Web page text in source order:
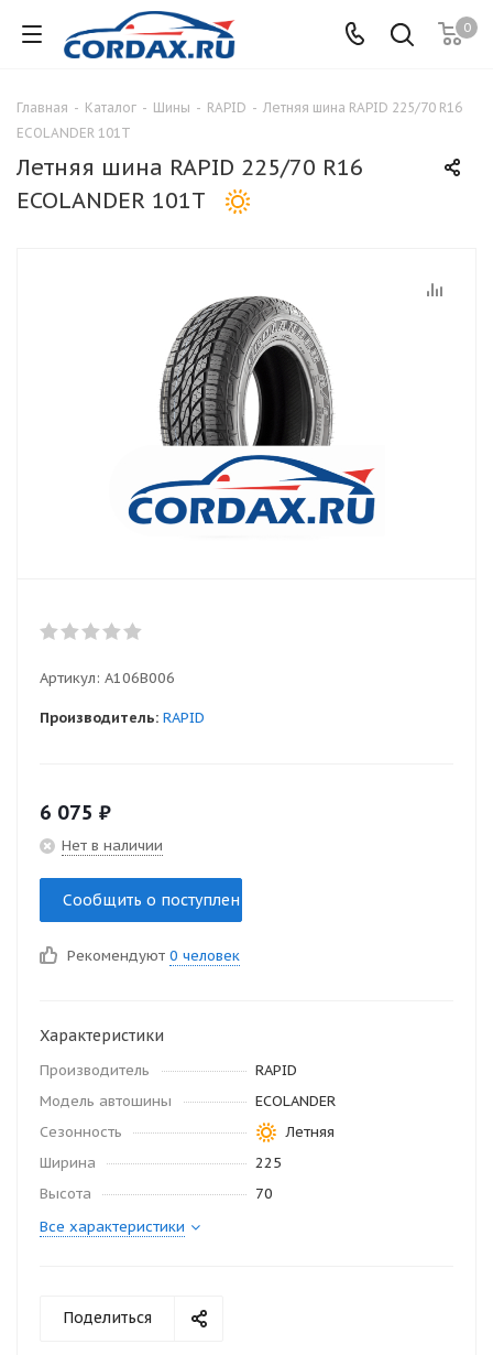
0
Главная - Каталог - Шины - RAPID - Летняя шина RAPID 225/70 R16
ECOLANDER 101T
Летняя шина RAPID 225/70 R16
ECOLANDER 101T
Артикул: A106B006
Производитель: RAPID
6 075 ₽
Нет в наличии
Сообщить о поступлении
Рекомендуют 0 человек
Характеристики
Производитель
RAPID
Модель автошины
ECOLANDER
Сезонность
Летняя
Ширина
225
Высота
70
Все характеристики
Поделиться